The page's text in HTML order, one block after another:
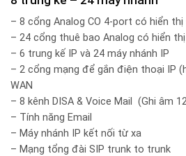
– 8 cổng Analog CO 4-port có hiển thị
– 24 cổng thuê bao Analog có hiển
– 6 trung kế IP và 24 máy nhánh IP
– 2 cổng mạng để gắn điện thoại IP
WAN
– 8 kênh DISA & Voice Mail (Ghi âm
– Tính năng Email
– Máy nhánh IP kết nối từ xa
– Mạng tổng đài SIP trunk to trunk